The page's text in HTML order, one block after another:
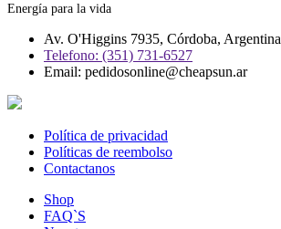
Energía para la vida
Av. O'Higgins 7935, Córdoba, Argentina
Telefono: (351) 731-6527
Email: pedidosonline@cheapsun.ar
Política de privacidad
Políticas de reembolso
Contactanos
Shop
FAQ`S